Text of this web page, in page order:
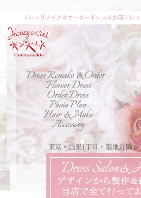
ドレスリメイク＆オーダードレス＆お花ドレ